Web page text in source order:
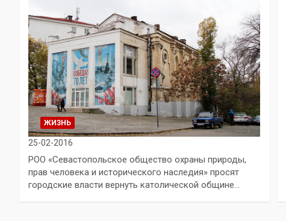
ЖИЗНЬ
25-02-2016
РОО «Севастопольское общество охраны природы,
прав человека и исторического наследия» просят
городские власти вернуть католической общине…